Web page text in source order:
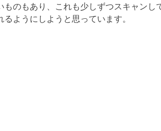
のもあり、これも少しずつスキャンし
ようにしようと思っています。